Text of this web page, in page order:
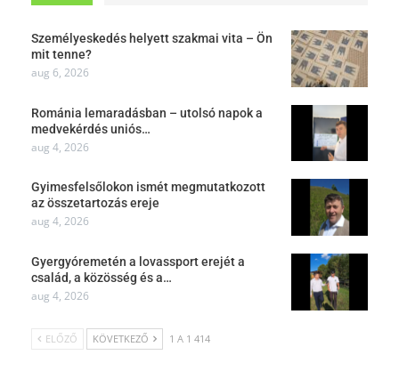
Személyeskedés helyett szakmai vita – Ön
mit tenne?
aug 6, 2026
Románia lemaradásban – utolsó napok a
medvekérdés uniós…
aug 4, 2026
Gyimesfelsőlokon ismét megmutatkozott
az összetartozás ereje
aug 4, 2026
Gyergyóremetén a lovassport erejét a
család, a közösség és a…
aug 4, 2026
ELŐZŐ KÖVETKEZŐ 1 A 1 414